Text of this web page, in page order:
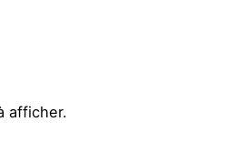
afficher.